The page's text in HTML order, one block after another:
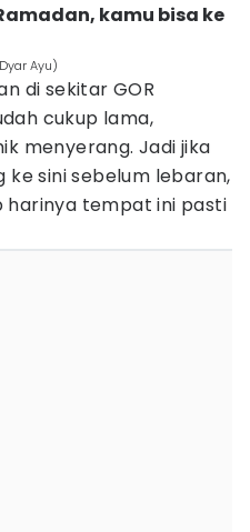
kamu bisa ke
Ayu)
di sekitar GOR
cukup lama,
menyerang. Jadi jika
sini sebelum lebaran,
harinya tempat ini pasti